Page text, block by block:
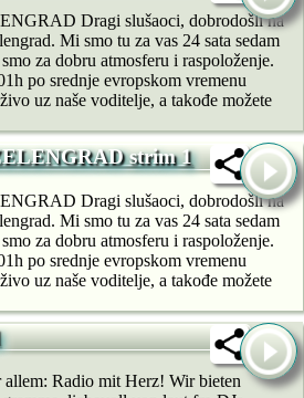
Dragi slušaoci, dobrodošli na
Mi smo tu za vas 24 sata sedam
za dobru atmosferu i raspoloženje.
po srednje evropskom vremenu
uz naše voditelje, a takođe možete
strim 1
Dragi slušaoci, dobrodošli na
Mi smo tu za vas 24 sata sedam
za dobru atmosferu i raspoloženje.
po srednje evropskom vremenu
uz naše voditelje, a takođe možete
Radio mit Herz! Wir bie­ten